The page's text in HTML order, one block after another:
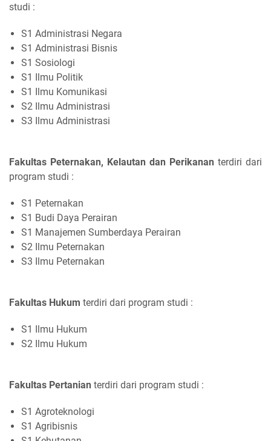
studi :
S1 Administrasi Negara
S1 Administrasi Bisnis
S1 Sosiologi
S1 Ilmu Politik
S1 Ilmu Komunikasi
S2 Ilmu Administrasi
S3 Ilmu Administrasi
Fakultas Peternakan, Kelautan dan Perikanan terdiri dari
program studi :
S1 Peternakan
S1 Budi Daya Perairan
S1 Manajemen Sumberdaya Perairan
S2 Ilmu Peternakan
S3 Ilmu Peternakan
Fakultas Hukum terdiri dari program studi :
S1 Ilmu Hukum
S2 Ilmu Hukum
Fakultas Pertanian terdiri dari program studi :
S1 Agroteknologi
S1 Agribisnis